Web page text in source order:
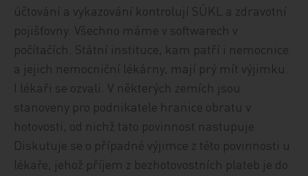
účtování a vykazování kontrolují SÚKL a zdravotní
pojišťovny. Všechno máme v softwarech v
počítačích. Státní instituce, kam patří i nemocnice
a jejich nemocniční lékárny, mají prý mít výjimku.
I lékaři se ozvali. V některých zemích jsou
stanoveny pro podnikatele hranice obratu v
hotovosti, od nichž tato povinnost nastupuje.
Diskutuje se o případné výjimce z této povinnosti u
lékaře, jehož příjem z bezhotovostních plateb je do